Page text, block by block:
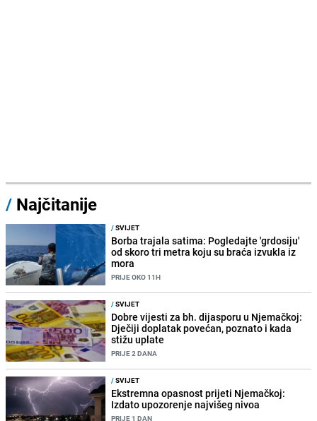
/ Najčitanije
/SVIJET
Borba trajala satima: Pogledajte 'grdosiju'
od skoro tri metra koju su braća izvukla iz
mora
PRIJE OKO 11H
/SVIJET
Dobre vijesti za bh. dijasporu u Njemačkoj:
Dječiji doplatak povećan, poznato i kada
stižu uplate
PRIJE 2 DANA
/SVIJET
Ekstremna opasnost prijeti Njemačkoj:
Izdato upozorenje najvišeg nivoa
PRIJE 1 DAN